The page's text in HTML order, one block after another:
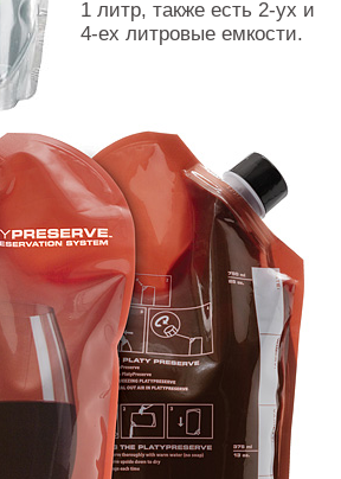
1 литр, также есть 2-ух и
4-ех литровые емкости.